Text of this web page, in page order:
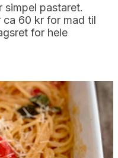
pastaret.
60 kr for mad til
for hele